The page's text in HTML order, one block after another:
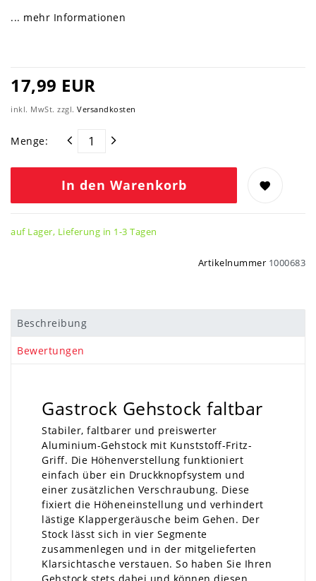
... mehr Informationen
17,99 EUR
inkl. MwSt. zzgl. Versandkosten
Menge:
In den Warenkorb
auf Lager, Lieferung in 1-3 Tagen
Artikelnummer 1000683
Beschreibung
Bewertungen
Gastrock Gehstock faltbar
Stabiler, faltbarer und preiswerter
Aluminium-Gehstock mit Kunststoff-Fritz-
Griff. Die Höhenverstellung funktioniert
einfach über ein Druckknopfsystem und
einer zusätzlichen Verschraubung. Diese
fixiert die Höheneinstellung und verhindert
lästige Klappergeräusche beim Gehen. Der
Stock lässt sich in vier Segmente
zusammenlegen und in der mitgelieferten
Klarsichtasche verstauen. So haben Sie Ihren